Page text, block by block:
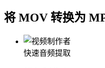
将 MOV 转换为
快速音频提取